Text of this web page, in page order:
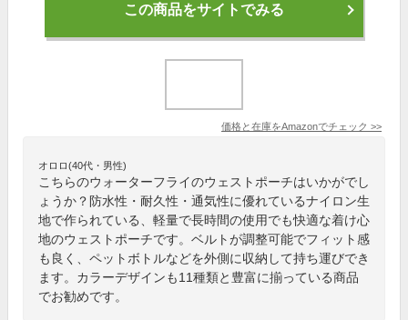
この商品をサイトでみる
価格と在庫をAmazonでチェック >>
オロロ(40代・男性)
こちらのウォーターフライのウェストポーチはいかがでし
ょうか？防水性・耐久性・通気性に優れているナイロン生
地で作られている、軽量で長時間の使用でも快適な着け心
地のウェストポーチです。ベルトが調整可能でフィット感
も良く、ペットボトルなどを外側に収納して持ち運びでき
ます。カラーデザインも11種類と豊富に揃っている商品
でお勧めです。